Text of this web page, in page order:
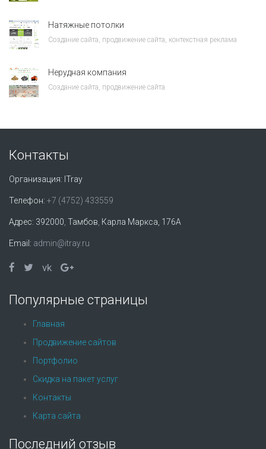
Натяжные потолки
Создание сайта, продвижение сайта, контекстная реклама
Нерудная компания
Создание сайта, продвижение сайта
Контакты
Организация: ITray
Телефон: +7 (4752) 433559
Адрес: 392000 Тамбов Карла Маркса, 176А
Email: admin@itray.ru
vk
Популярные страницы
Главная
Продвижение сайтов
Портфолио
Скидка на пакет услуг
Контакты
Карта сайта
Последний отзыв